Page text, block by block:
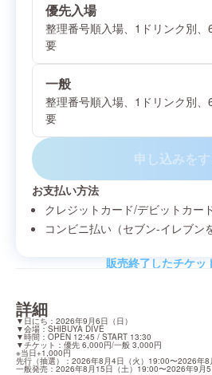
優先入場
整理番号順入場、1ドリンク別
要
一般
整理番号順入場、1ドリンク別
要
申し込みを
お支払い方法
クレジットカード/デビットカー
コンビニ払い（セブン-イレブン
販売終了したチケッ
詳細
▼日にち：2026年9月6日（日）
▼会場：SHIBUYA DIVE
▼時間：OPEN 12:45 / START 13:30
▼チケット：優先 6,000円/一般 3,000円
※当日+1,000円
先行（抽選）：2026年8月4日（火）19:00〜2026年
一般発売：2026年8月15日（土）19:00〜2026年9月